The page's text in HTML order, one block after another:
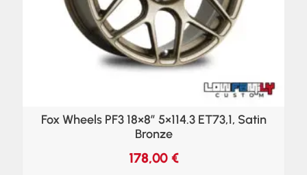
Fox Wheels PF3 18×8″ 5×114.3 ET73,1, Satin
Bronze
178,00 €